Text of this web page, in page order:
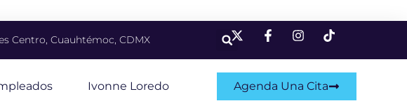
Centro, Cuauhtémoc, CDMX
Ivonne Loredo Agenda Una Cita